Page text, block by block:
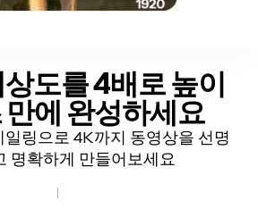
도를 4배로 높이
만에 완성하세요
링으로 4K까지 동영상을 선명
명확하게 만들어보세요